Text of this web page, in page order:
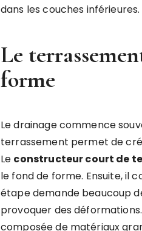
dans les couches inférieures.
Le
forme
Le drainage commence
terrassement permet de
Le constructeur court de
le fond de forme. Ensuite, il
étape demande beaucoup
provoquer des
composée de matériaux